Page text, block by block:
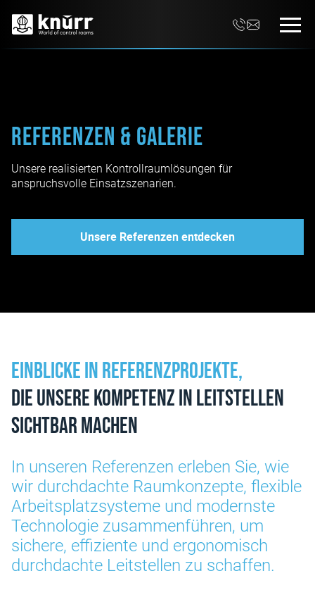
Referenzen & Galerie
Unsere realisierten Kontrollraumlösungen für
anspruchsvolle Einsatzszenarien.
Unsere Referenzen entdecken
Einblicke in Referenzprojekte,
die unsere Kompetenz in Leitstellen
sichtbar machen
In unseren Referenzen erleben Sie, wie
wir durchdachte Raumkonzepte, flexible
Arbeitsplatzsysteme und modernste
Technologie zusammenführen, um
sichere, effiziente und ergonomisch
durchdachte Leitstellen zu schaffen.